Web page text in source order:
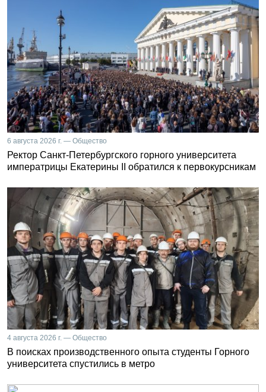
6 августа 2026 г. — Общество
Ректор Санкт-Петербургского горного университета
императрицы Екатерины II обратился к первокурсникам
4 августа 2026 г. — Общество
В поисках производственного опыта студенты Горного
университета спустились в метро